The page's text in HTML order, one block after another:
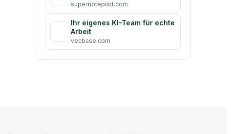
supernotepilot.com
Ihr eigenes KI-Team für echte
Arbeit
vecbase.com